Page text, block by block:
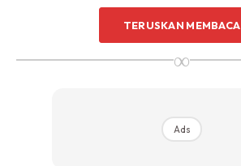
disiram dan dijaga.
menyerlahkan Peace Lily di kediaman.
TERUSKAN MEMBACA
∞
Ads